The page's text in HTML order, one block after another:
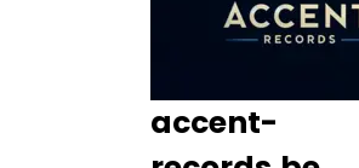
accent-